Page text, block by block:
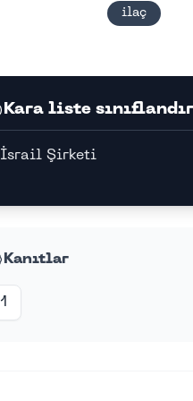
ilaç
Kara liste
İsrail Şirketi
Kanıtlar
1